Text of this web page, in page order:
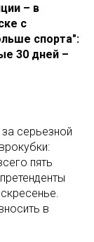
– в
с
спорта":
30 дней –
серьезной
пять
в